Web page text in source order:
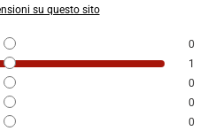
su questo sito
0
1
0
0
0